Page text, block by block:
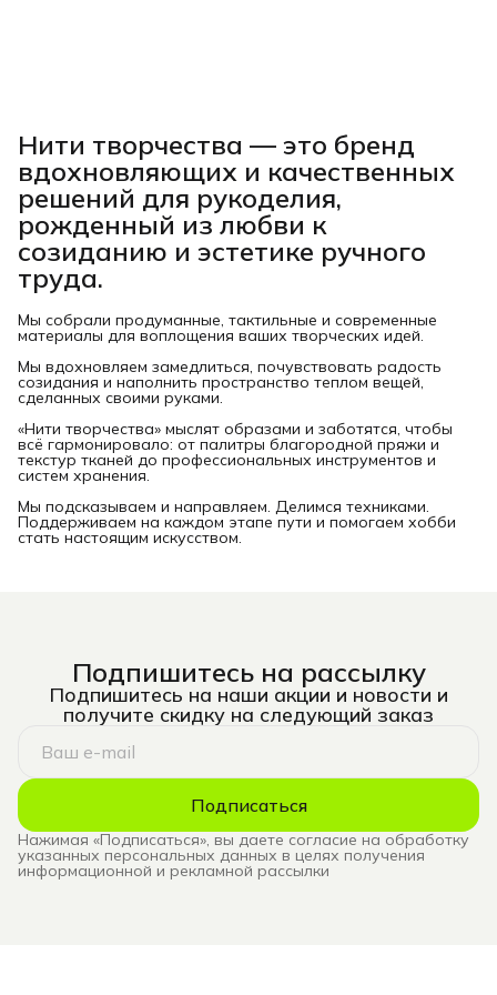
Нити творчества — это бренд
вдохновляющих и качественных
решений для рукоделия,
рожденный из любви к
созиданию и эстетике ручного
труда.
Мы собрали продуманные, тактильные и современные
материалы для воплощения ваших творческих идей.
Мы вдохновляем замедлиться, почувствовать радость
созидания и наполнить пространство теплом вещей,
сделанных своими руками.
«Нити творчества» мыслят образами и заботятся, чтобы
всё гармонировало: от палитры благородной пряжи и
текстур тканей до профессиональных инструментов и
систем хранения.
Мы подсказываем и направляем. Делимся техниками.
Поддерживаем на каждом этапе пути и помогаем хобби
стать настоящим искусством.
Подпишитесь на рассылку
Подпишитесь на наши акции и новости и
получите скидку на следующий заказ
Подписаться
Нажимая «Подписаться», вы даете согласие на обработку
указанных персональных данных в целях получения
информационной и рекламной рассылки